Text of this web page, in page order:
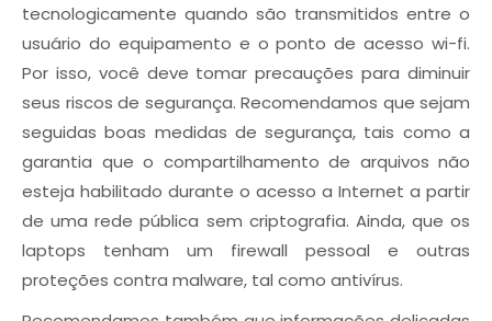
tecnologicamente quando são transmitidos entre o
usuário do equipamento e o ponto de acesso wi-fi.
Por isso, você deve tomar precauções para diminuir
seus riscos de segurança. Recomendamos que sejam
seguidas boas medidas de segurança, tais como a
garantia que o compartilhamento de arquivos não
esteja habilitado durante o acesso a Internet a partir
de uma rede pública sem criptografia. Ainda, que os
laptops tenham um firewall pessoal e outras
proteções contra malware, tal como antivírus.